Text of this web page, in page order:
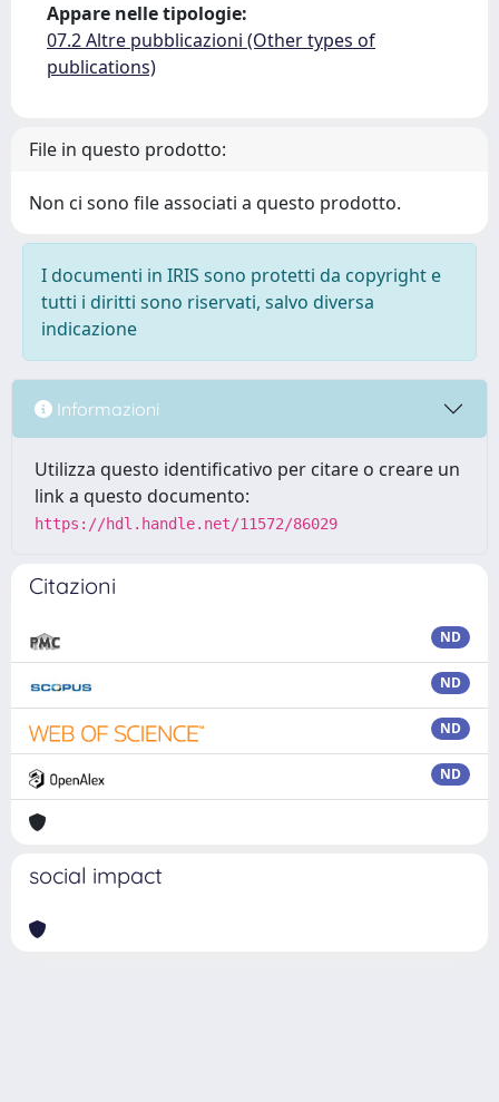
Appare nelle tipologie:
07.2 Altre pubblicazioni (Other types of
publications)
File in questo prodotto:
Non ci sono file associati a questo prodotto.
I documenti in IRIS sono protetti da copyright e
tutti i diritti sono riservati, salvo diversa
indicazione
Informazioni
Utilizza questo identificativo per citare o creare un
link a questo documento:
https://hdl.handle.net/11572/86029
Citazioni
ND
ND
ND
ND
social impact